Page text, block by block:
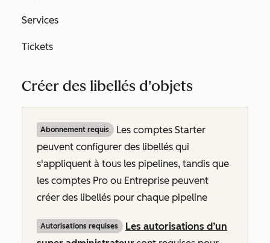
Services
Tickets
Créer des libellés d'objets
Abonnement requis Les comptes Starter
peuvent configurer des libellés qui
s'appliquent à tous les pipelines, tandis que
les comptes Pro ou Entreprise peuvent
créer des libellés pour chaque pipeline
Autorisations requises
Les autorisations d’un